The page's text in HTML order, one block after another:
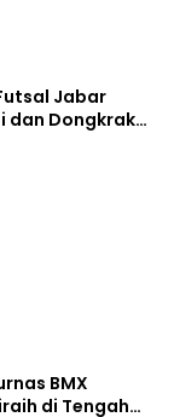
Jabar
dan Dongkrak
BMX
di Tengah